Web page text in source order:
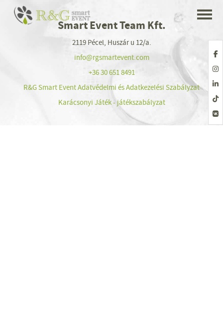
Smart Event Team Kft.
2119 Pécel, Huszár u 12/a.
info@rgsmartevent.com
+36 30 651 8491
R&G Smart Event Adatvédelmi és Adatkezelési Szabályzat
Karácsonyi Játék - játékszabályzat